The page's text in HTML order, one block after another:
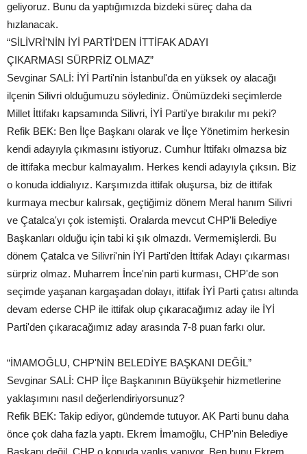
geliyoruz. Bunu da yaptığımızda bizdeki süreç daha da
hızlanacak.
“SİLİVRİ'NİN İYİ PARTİ'DEN İTTİFAK ADAYI
ÇIKARMASI SÜRPRİZ OLMAZ”
Sevginar SALİ: İYİ Parti'nin İstanbul'da en yüksek oy alacağı
ilçenin Silivri olduğumuzu söylediniz. Önümüzdeki seçimlerde
Millet İttifakı kapsamında Silivri, İYİ Parti'ye bırakılır mı peki?
Refik BEK: Ben İlçe Başkanı olarak ve İlçe Yönetimim herkesin
kendi adayıyla çıkmasını istiyoruz. Cumhur İttifakı olmazsa biz
de ittifaka mecbur kalmayalım. Herkes kendi adayıyla çıksın. Biz
o konuda iddialıyız. Karşımızda ittifak oluşursa, biz de ittifak
kurmaya mecbur kalırsak, geçtiğimiz dönem Meral hanım Silivri
ve Çatalca'yı çok istemişti. Oralarda mevcut CHP'li Belediye
Başkanları olduğu için tabi ki şık olmazdı. Vermemişlerdi. Bu
dönem Çatalca ve Silivri'nin İYİ Parti'den İttifak Adayı çıkarması
sürpriz olmaz. Muharrem İnce'nin parti kurması, CHP'de son
seçimde yaşanan kargaşadan dolayı, ittifak İYİ Parti çatısı altında
devam ederse CHP ile ittifak olup çıkaracağımız aday ile İYİ
Parti'den çıkaracağımız aday arasında 7-8 puan farkı olur.
“İMAMOĞLU, CHP'NİN BELEDİYE BAŞKANI DEĞİL”
Sevginar SALİ: CHP İlçe Başkanının Büyükşehir hizmetlerine
yaklaşımını nasıl değerlendiriyorsunuz?
Refik BEK: Takip ediyor, gündemde tutuyor. AK Parti bunu daha
önce çok daha fazla yaptı. Ekrem İmamoğlu, CHP'nin Belediye